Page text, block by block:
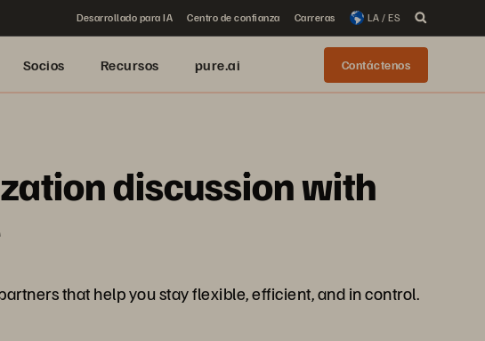
Desarrollado para IA Centro de confianza Carreras LA / ES
Socios Recursos pure.ai Contáctenos
discussion with
that help you stay flexible, efficient, and in control.